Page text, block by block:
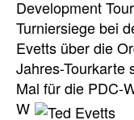
Development
Turniersiege bei
Evetts über die
Jahres-Tourkarte
Mal für die PDC-
W